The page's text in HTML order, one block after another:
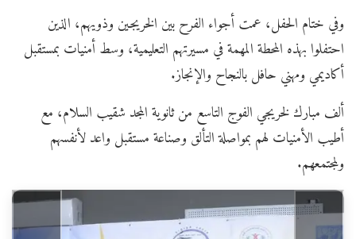
وفي ختام الحفل، عمت أجواء الفرح بين الخريجين وذويهم، الذين
احتفلوا بهذه المحطة المهمة في مسيرتهم التعليمية، وسط أمنيات بمستقبل
أكاديمي ومهني حافل بالنجاح والإنجاز.
ألف مبارك لخريجي الفوج التاسع من ثانوية المجد شقيب السلام، مع
أطيب الأمنيات لهم بمواصلة التألق وصناعة مستقبل واعد لأنفسهم
ولمجتمعهم.